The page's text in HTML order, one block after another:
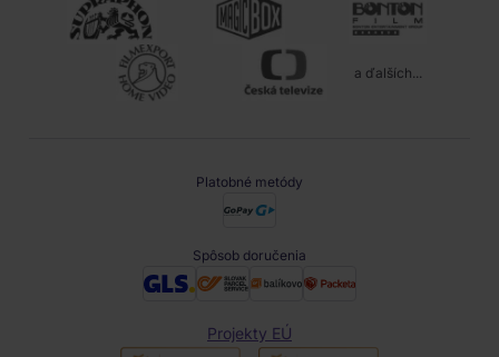
a ďalších...
Platobné metódy
Spôsob doručenia
Projekty EÚ